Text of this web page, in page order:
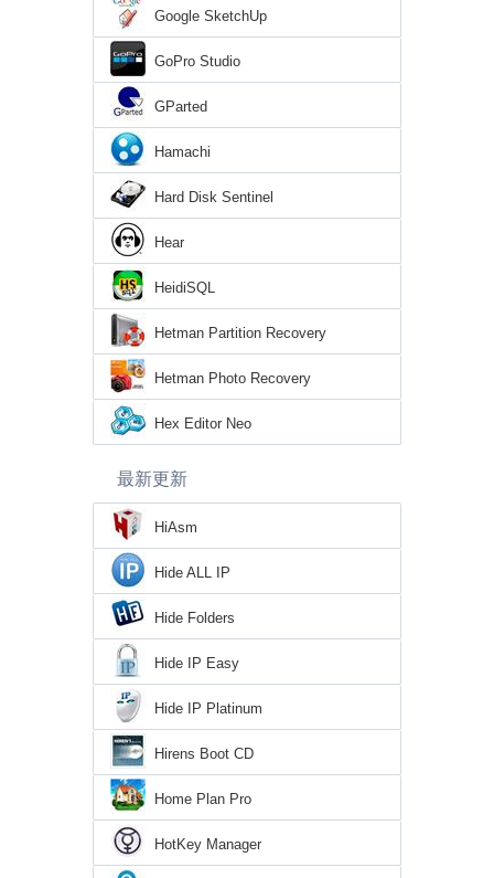
Google SketchUp
GoPro Studio
GParted
Hamachi
Hard Disk Sentinel
Hear
HeidiSQL
Hetman Partition Recovery
Hetman Photo Recovery
Hex Editor Neo
最新更新
HiAsm
Hide ALL IP
Hide Folders
Hide IP Easy
Hide IP Platinum
Hirens Boot CD
Home Plan Pro
HotKey Manager